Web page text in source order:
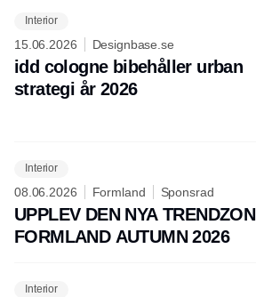
Interior
15.06.2026 Designbase.se
idd cologne bibehåller urban
strategi år 2026
Interior
08.06.2026 Formland Sponsrad
UPPLEV DEN NYA
FORMLAND AUTUMN 2026
Interior